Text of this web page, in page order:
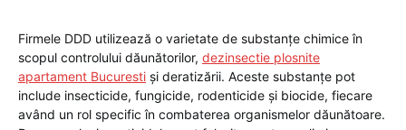
Firmele DDD utilizează o varietate de substanțe chimice în
scopul controlului dăunătorilor, dezinsectie plosnite
apartament Bucuresti și deratizării. Aceste substanțe pot
include insecticide, fungicide, rodenticide și biocide, fiecare
având un rol specific în combaterea organismelor dăunătoare.